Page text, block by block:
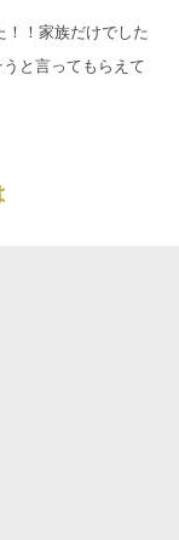
！家族だけでした
と言ってもらえて